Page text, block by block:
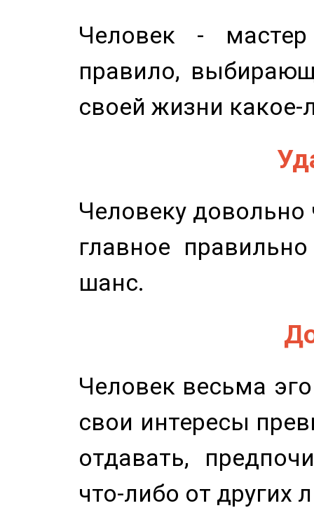
Человек -
правило,
своей жизни какое-
Человеку довольно
главное
шанс.
Человек весьма
свои интересы
отдавать,
что-либо от других